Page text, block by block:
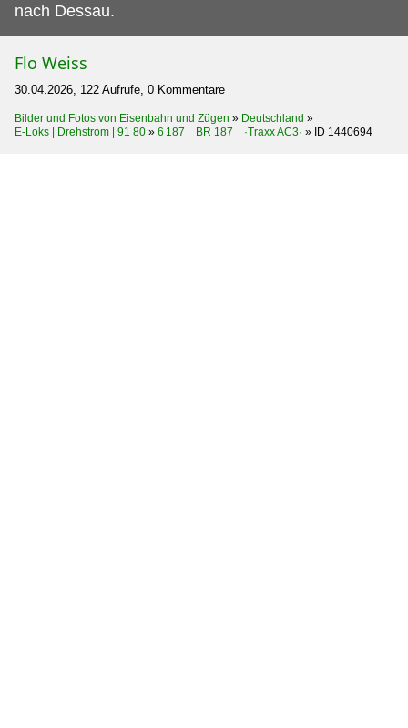
nach Dessau.
Flo Weiss
30.04.2026, 122 Aufrufe, 0 Kommentare
Bilder und Fotos von Eisenbahn und Zügen » Deutschland »
E-Loks | Drehstrom | 91 80 » 6 187 BR 187 ·Traxx AC3· » ID 1440694